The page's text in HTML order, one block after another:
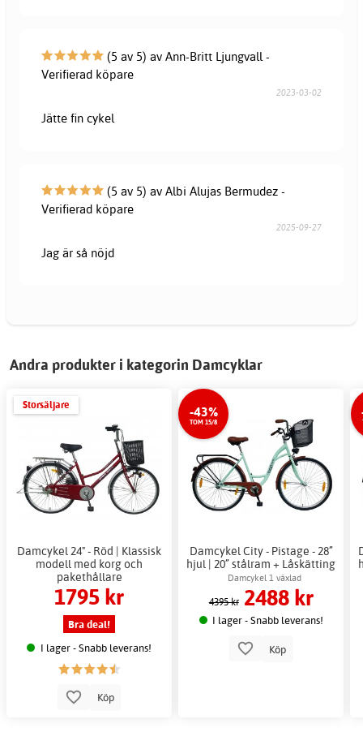
(5 av 5) av Ann-Britt Ljungvall -
Verifierad köpare
2023-03-02
Jätte fin cykel
(5 av 5) av Albi Alujas Bermudez -
Verifierad köpare
2025-09-27
Jag är så nöjd
Andra produkter i kategorin Damcyklar
Storsäljare
Damcykel 24" - Röd | Klassisk
modell med korg och
pakethållare
1795 kr
Bra deal!
I lager - Snabb leverans!
Köp
-43%
TOM 15/8
Damcykel City - Pistage - 28”
hjul | 20” stålram + Låskätting
Damcykel 1 växlad
4395 kr 2488 kr
I lager - Snabb leverans!
Köp